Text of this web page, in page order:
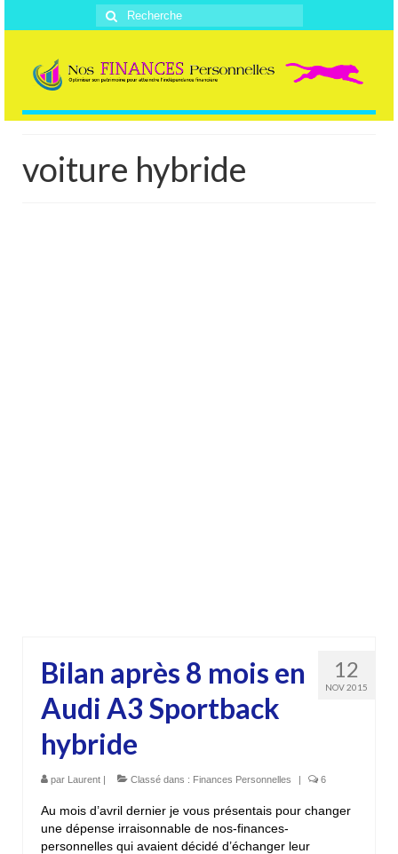
Rechercher
:
voiture hybride
12
NOV 2015
Bilan après 8 mois en
Audi A3 Sportback
hybride
par Laurent | Classé dans : Finances Personnelles | 6
Au mois d’avril dernier je vous présentais pour changer
une dépense irraisonnable de nos-finances-
personnelles qui avaient décidé d’échanger leur